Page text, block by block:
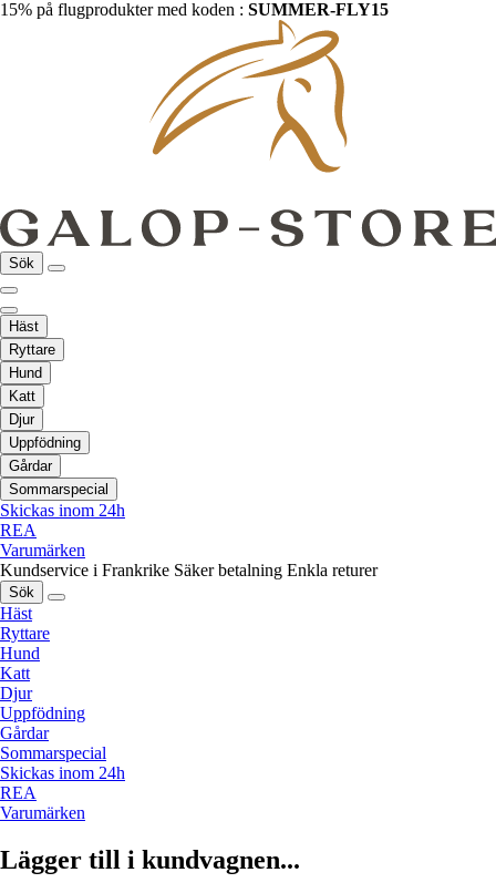
15% på flugprodukter med koden : SUMMER-FLY15
Sök
Häst
Ryttare
Hund
Katt
Djur
Uppfödning
Gårdar
Sommarspecial
Skickas inom 24h
REA
Varumärken
Kundservice i Frankrike Säker betalning Enkla returer
Sök
Häst
Ryttare
Hund
Katt
Djur
Uppfödning
Gårdar
Sommarspecial
Skickas inom 24h
REA
Varumärken
Lägger till i kundvagnen...